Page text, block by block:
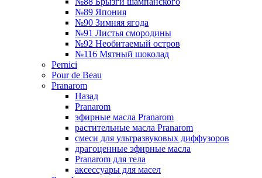
№89 Япония
№90 Зимняя ягода
№91 Листья смородины
№92 Необитаемый остров
№116 Мятный шоколад
Pernici
Pour de Beau
Pranarom
Назад
Pranarom
эфирные масла Pranarom
растительные масла Pranarom
смеси для ультразвуковых диффузоров
драгоценные эфирные масла
Pranarom для тела
аксессуары для масел